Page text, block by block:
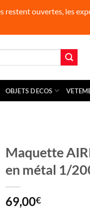
restent ouvertes, les
OBJETS DECOS
Maquette
en métal 1/
69,00€